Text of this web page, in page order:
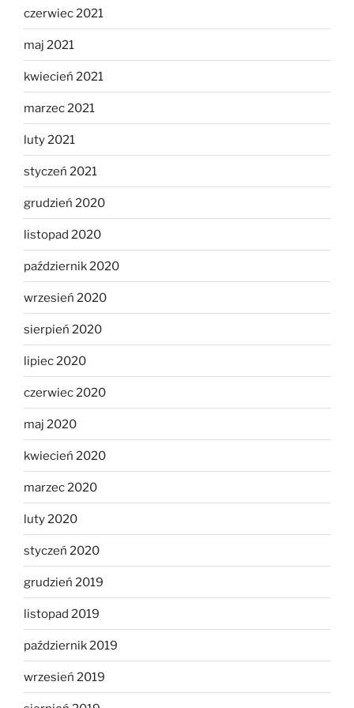
czerwiec 2021
maj 2021
kwiecień 2021
marzec 2021
luty 2021
styczeń 2021
grudzień 2020
listopad 2020
październik 2020
wrzesień 2020
sierpień 2020
lipiec 2020
czerwiec 2020
maj 2020
kwiecień 2020
marzec 2020
luty 2020
styczeń 2020
grudzień 2019
listopad 2019
październik 2019
wrzesień 2019